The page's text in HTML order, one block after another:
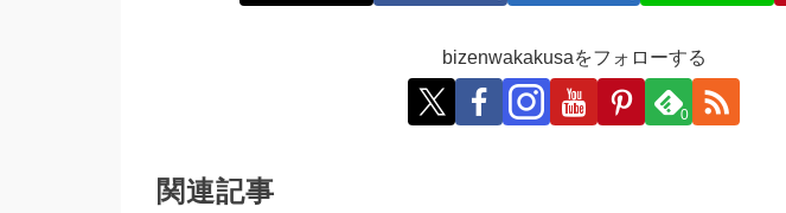
bizenwakakusaをフォローする
0
関連記事